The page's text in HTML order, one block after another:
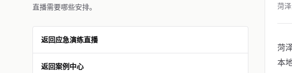
直播需要哪些安排。
返回应急演练直播
返回案例中心
菏
菏
本